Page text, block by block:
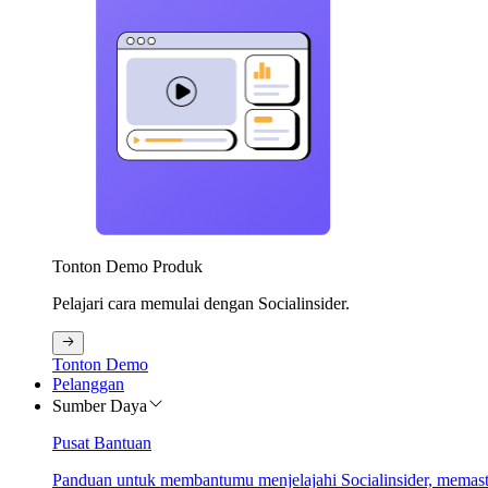
Tonton Demo Produk
Pelajari cara memulai dengan Socialinsider.
Tonton Demo
Pelanggan
Sumber Daya
Pusat Bantuan
Panduan untuk membantumu menjelajahi Socialinsider,